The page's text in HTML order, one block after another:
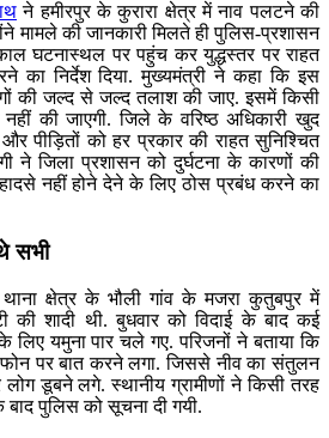
ने हमीरपुर के कुरारा क्षेत्र में नाव पलटने की
मामले की जानकारी मिलते ही पुलिस-प्रशासन
घटनास्थल पर पहुंच कर युद्धस्तर पर राहत
का निर्देश दिया. मुख्यमंत्री ने कहा कि इस
की जल्द से जल्द तलाश की जाए. इसमें किसी
नहीं की जाएगी. जिले के वरिष्ठ अधिकारी खुद
और पीड़ितों को हर प्रकार की राहत सुनिश्चित
ने जिला प्रशासन को दुर्घटना के कारणों की
नहीं होने देने के लिए ठोस प्रबंध करने का
सभी
थाना क्षेत्र के भौली गांव के मजरा कुतुबपुर में
की शादी थी. बुधवार को विदाई के बाद कई
लिए यमुना पार चले गए. परिजनों ने बताया कि
फोन पर बात करने लगा. जिससे नीव का संतुलन
डूबने लगे. स्थानीय ग्रामीणों ने किसी तरह
बाद पुलिस को सूचना दी गयी.